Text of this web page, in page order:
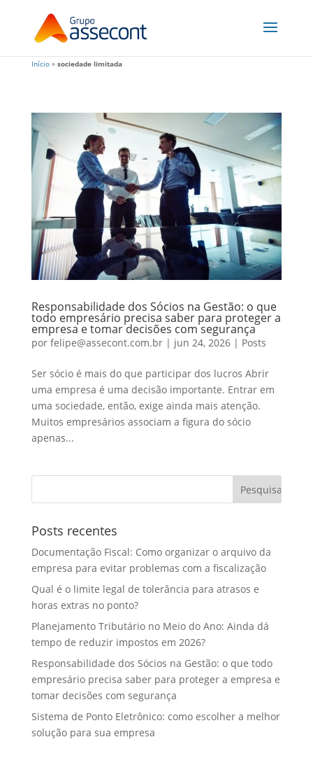
Início» sociedade limitada
Responsabilidade dos Sócios na Gestão: o que
todo empresário precisa saber para proteger a
empresa e tomar decisões com segurança
por felipe@assecont.com.br| jun 24, 2026| Posts
Ser sócio é mais do que participar dos lucros Abrir
uma empresa é uma decisão importante. Entrar em
uma sociedade, então, exige ainda mais atenção.
Muitos empresários associam a figura do sócio
apenas...
Posts recentes
Documentação Fiscal: Como organizar o arquivo da
empresa para evitar problemas com a fiscalização
Qual é o limite legal de tolerância para atrasos e
horas extras no ponto?
Planejamento Tributário no Meio do Ano: Ainda dá
tempo de reduzir impostos em 2026?
Responsabilidade dos Sócios na Gestão: o que todo
empresário precisa saber para proteger a empresa e
tomar decisões com segurança
Sistema de Ponto Eletrônico: como escolher a melhor
solução para sua empresa